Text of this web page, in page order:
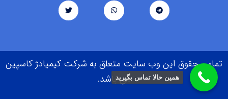
تمامی حقوق این وب سایت متعلق به شرکت کیمیادژ کاسپین
می باشد.همین حالا تماس بگیرید